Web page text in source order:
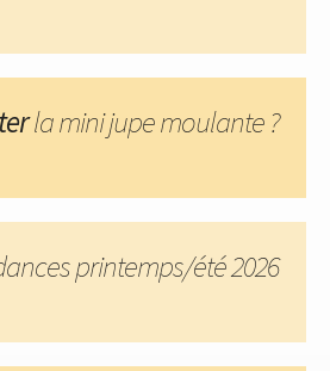
la mini jupe moulante ?
printemps/été 2026